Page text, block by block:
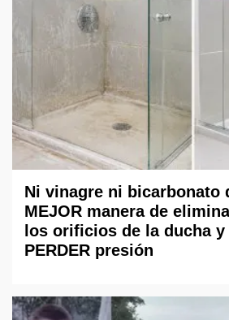
Ni vinagre ni bicarbonato
MEJOR manera de
los orificios de la ducha y
PERDER presión